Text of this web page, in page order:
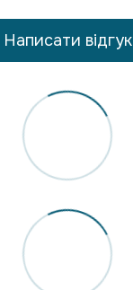
Написати відгук